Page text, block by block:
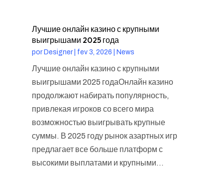
Лучшие онлайн казино с крупными
выигрышами 2025 года
porDesigner| fev 3, 2026 News
Лучшие онлайн казино с крупными
выигрышами 2025 годаОнлайн казино
продолжают набирать популярность,
привлекая игроков со всего мира
возможностью выигрывать крупные
суммы. В 2025 году рынок азартных игр
предлагает все больше платформ с
высокими выплатами и крупными...